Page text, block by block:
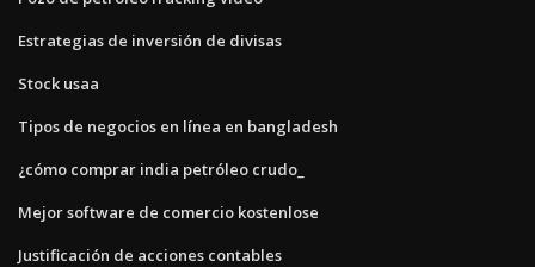
Estrategias de inversión de divisas
Stock usaa
Tipos de negocios en línea en bangladesh
¿cómo comprar india petróleo crudo_
Mejor software de comercio kostenlose
Justificación de acciones contables